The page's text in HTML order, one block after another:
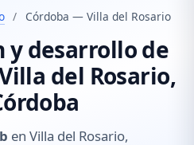
/ Córdoba — Villa del Rosario
y desarrollo de
del Rosario,
en Villa del Rosario,